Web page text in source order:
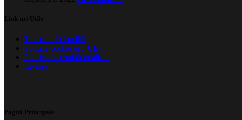
Link-uri Utile
Termeni și Condiții
Politică cookie-uri (UE)
Politica de confidentialitate
Livrare
Pagini Principale